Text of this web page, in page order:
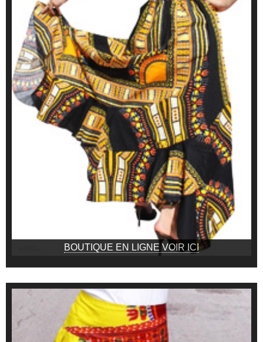
BOUTIQUE EN LIGNE VOIR ICI